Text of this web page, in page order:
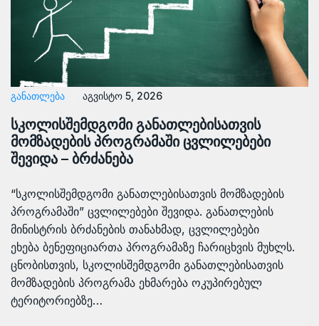
ᲒᲐᲜᲐᲗᲚᲔᲑᲐ აგვისტო 5, 2026
სკოლისშემდგომი განათლებისათვის
მომზადების პროგრამაში ცვლილებები
შევიდა – ბრძანება
“სკოლისშემდგომი განათლებისათვის მომზადების
პროგრამაში” ცვლილებები შევიდა. განათლების
მინისტრის ბრძანების თანახმად, ცვლილებები
ეხება ბენეფიციართა პროგრამაზე ჩარიცხვის მუხლს.
ცნობისთვის, სკოლისშემდგომი განათლებისათვის
მომზადების პროგრამა ეხმარება ოკუპირებულ
ტერიტორიებზე…